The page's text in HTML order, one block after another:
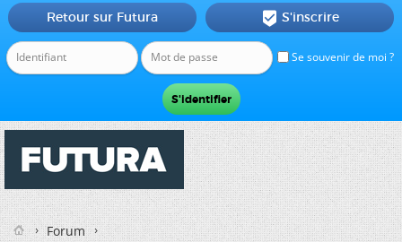
Se souvenir de moi ?
Retour sur Futura  S'inscrire
Forum